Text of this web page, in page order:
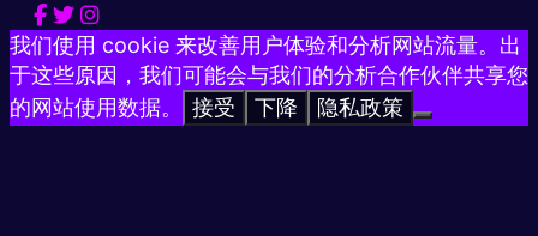
我们使用 cookie 来改善用户体验和分析网站流量。出
于这些原因，我们可能会与我们的分析合作伙伴共享您
的网站使用数据。
接受 下降 隐私政策